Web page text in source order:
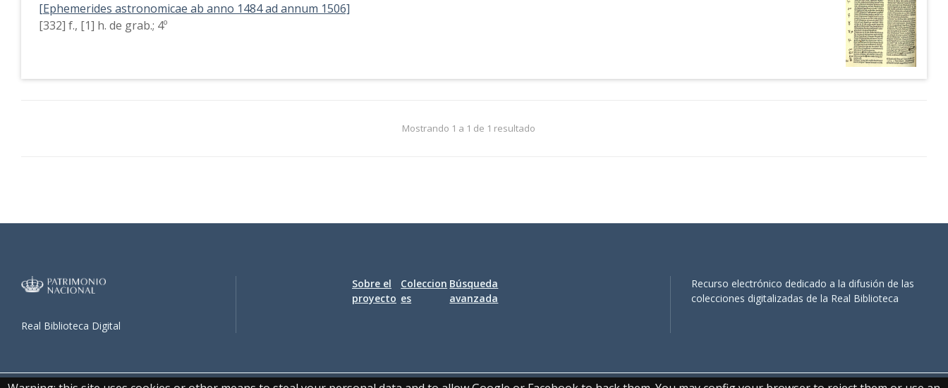
[Ephemerides astronomicae ab anno 1484 ad annum 1506]
[332] f., [1] h. de grab.; 4º
Mostrando 1 a 1 de 1 resultado
Real Biblioteca Digital
Sobre el
proyecto
Coleccion
es
Búsqueda
avanzada
Recurso electrónico dedicado a la difusión de las
colecciones digitalizadas de la Real Biblioteca